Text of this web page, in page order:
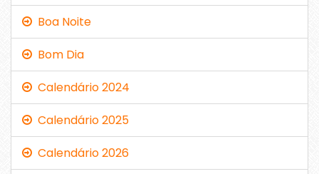
Boa Noite
Bom Dia
Calendário 2024
Calendário 2025
Calendário 2026